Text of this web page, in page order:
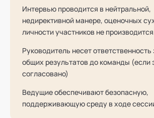
Интервью проводится в нейтральной,
недирективной манере, оценочных
личности участников не
Руководитель несет
общих результатов до команды (если
согласовано)
Ведущие обеспечивают безопасную,
поддерживающую среду в ходе